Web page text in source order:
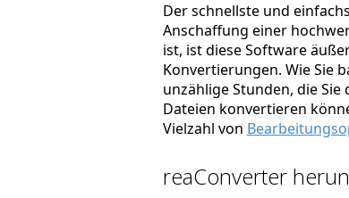
Der schnellste und
Anschaffung einer
ist, ist diese Software
Konvertierungen. Wie Sie
unzählige Stunden, die
Dateien konvertieren
Vielzahl von
reaConverter